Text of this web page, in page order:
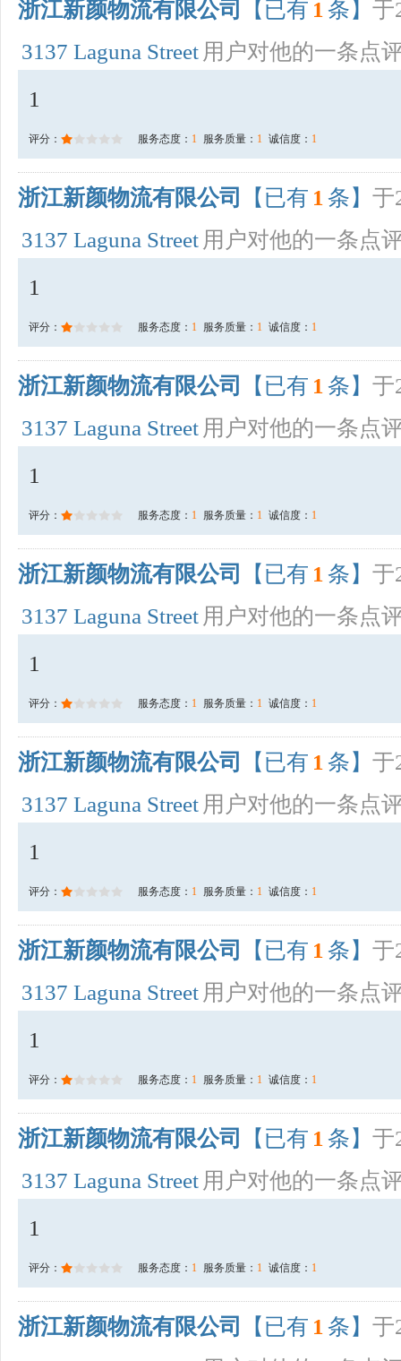
浙江新颜物流有限公司 【已有 1 条】 于
3137 Laguna Street 用户对他的一条点
1
评分： 服务态度： 1 服务质量： 1 诚信度： 1
浙江新颜物流有限公司 【已有 1 条】 于
3137 Laguna Street 用户对他的一条点
1
评分： 服务态度： 1 服务质量： 1 诚信度： 1
浙江新颜物流有限公司 【已有 1 条】 于
3137 Laguna Street 用户对他的一条点
1
评分： 服务态度： 1 服务质量： 1 诚信度： 1
浙江新颜物流有限公司 【已有 1 条】 于
3137 Laguna Street 用户对他的一条点
1
评分： 服务态度： 1 服务质量： 1 诚信度： 1
浙江新颜物流有限公司 【已有 1 条】 于
3137 Laguna Street 用户对他的一条点
1
评分： 服务态度： 1 服务质量： 1 诚信度： 1
浙江新颜物流有限公司 【已有 1 条】 于
3137 Laguna Street 用户对他的一条点
1
评分： 服务态度： 1 服务质量： 1 诚信度： 1
浙江新颜物流有限公司 【已有 1 条】 于
3137 Laguna Street 用户对他的一条点
1
评分： 服务态度： 1 服务质量： 1 诚信度： 1
浙江新颜物流有限公司 【已有 1 条】 于